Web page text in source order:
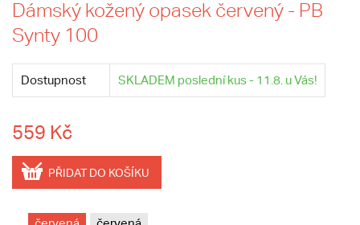
Dámský kožený opasek červený - PB
Synty 100
Dostupnost SKLADEM poslední kus - 11.8. u Vás!
559 Kč
PŘIDAT DO KOŠÍKU